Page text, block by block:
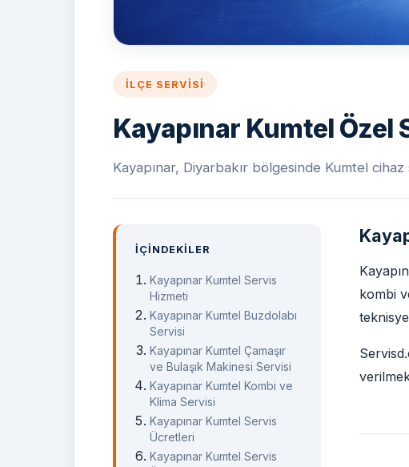
İLÇE SERVISI
Kayapınar Kumtel Özel
Kayapınar, Diyarbakır bölgesinde Kumtel
İÇINDEKILER
Kayapınar Kumtel Servis
Hizmeti
Kayapınar Kumtel Buzdolabı
Servisi
Kayapınar Kumtel Çamaşır
ve Bulaşık Makinesi Servisi
Kayapınar Kumtel Kombi ve
Klima Servisi
Kayapınar Kumtel Servis
Ücretleri
Kayapınar Kumtel Servis
kombi